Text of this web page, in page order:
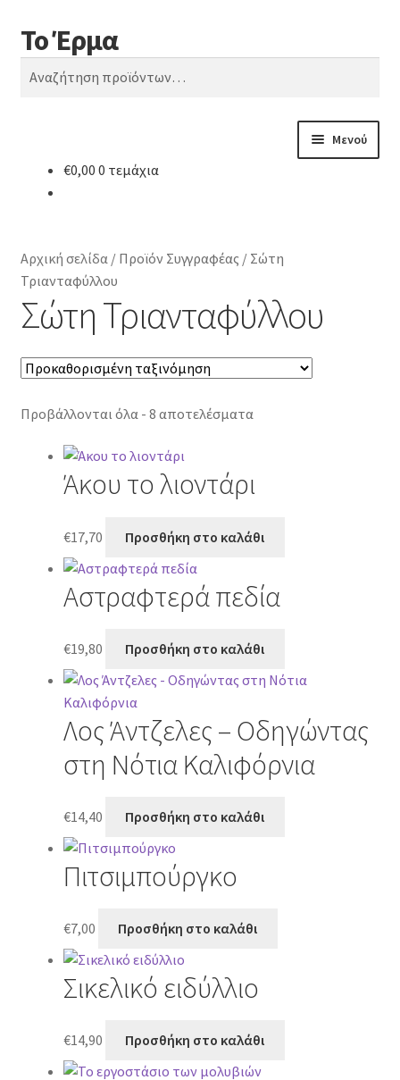
Απευθείας
μετάβαση
στην
Μετάβαση
σε
περιεχόμενο
Το Έρμα
Αναζήτηση
Αναζήτηση
Μενού
Κατηγορίες Βιβλίων
Συχνές Ερωτήσεις
Επικοινωνία
€0,00 0 τεμάχια
Αρχική σελίδα/ Προϊόν Συγγραφέας / Σώτη
Τριανταφύλλου
Σώτη Τριανταφύλλου
Προβάλλονται όλα - 8 αποτελέσματα
Άκου το λιοντάρι
€17,70 Προσθήκη στο καλάθι
Αστραφτερά πεδία
€19,80 Προσθήκη στο καλάθι
Λος Άντζελες – Οδηγώντας
στη Νότια Καλιφόρνια
€14,40 Προσθήκη στο καλάθι
Πιτσιμπούργκο
€7,00 Προσθήκη στο καλάθι
Σικελικό ειδύλλιο
€14,90 Προσθήκη στο καλάθι